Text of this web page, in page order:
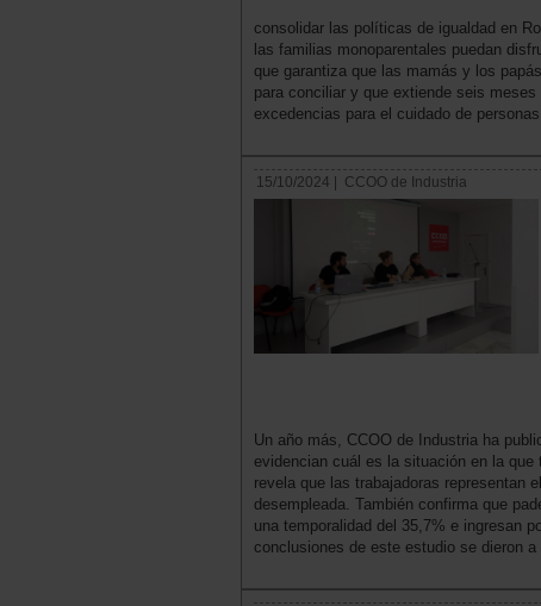
consolidar las políticas de igualdad en
las familias monoparentales puedan
que garantiza que las mamás y los
para conciliar y que extiende seis
excedencias para el cuidado de
15/10/2024 | CCOO de Industria
Un año más, CCOO de Industria ha
evidencian cuál es la situación en la
revela que las trabajadoras representan
desempleada. También confirma que
una temporalidad del 35,7% e ingresan
conclusiones de este estudio se dieron